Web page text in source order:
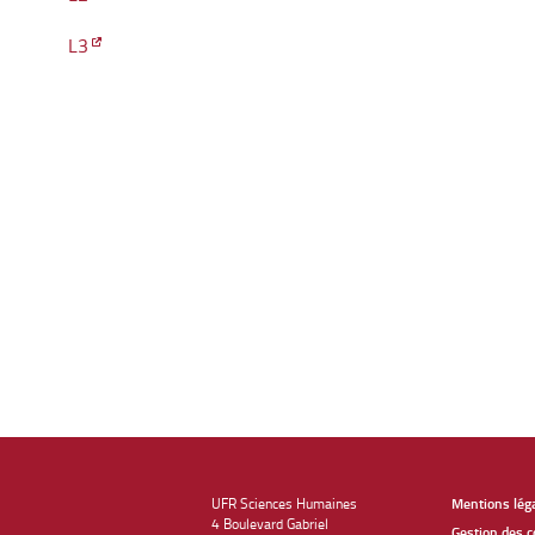
L3
UFR Sciences Humaines
4 Boulevard Gabriel
Mentions